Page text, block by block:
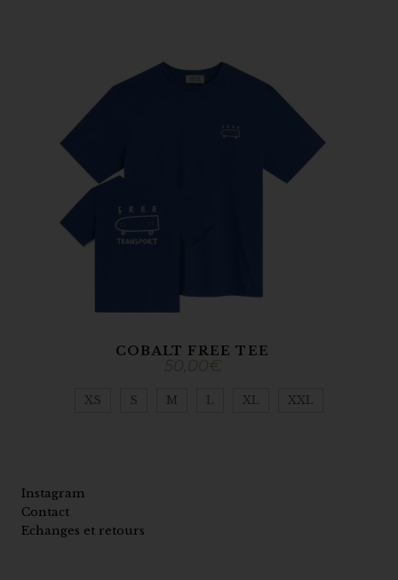
COBALT FREE TEE
50,00€
XS S M L XL XXL
Instagram
Contact
Echanges et retours